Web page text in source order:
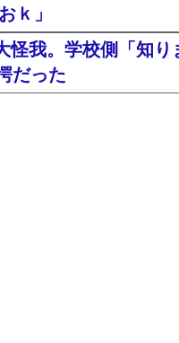
ｋ」
我。学校側「知
だった